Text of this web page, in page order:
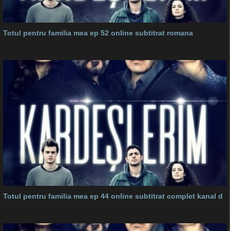
Totul pentru familia mea ep 52 online subtitrat romana
Totul pentru familia mea ep 44 online subtitrat complet kanal d